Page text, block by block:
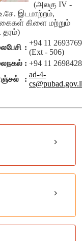
KB]
(அலகு IV -
இடமாற்றம்,
கிளை மற்றும்
தரம்)
:
+94 11 2693769
(Ext - 506)
: +94 11 2698428
:
ad-4-